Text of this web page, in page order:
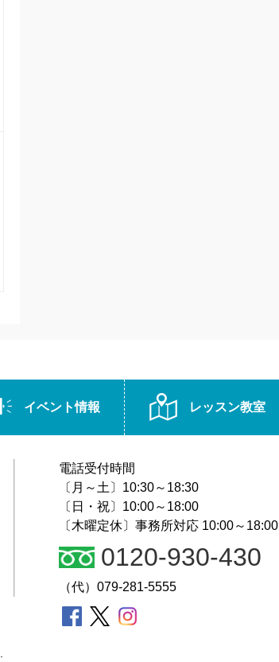
イベント情報 レッスン教室
電話受付時間
〔月～土〕10:30～18:30
〔日・祝〕10:00～18:00
〔木曜定休〕事務所対応 10:00～18:00
0120-930-430
（代）079-281-5555